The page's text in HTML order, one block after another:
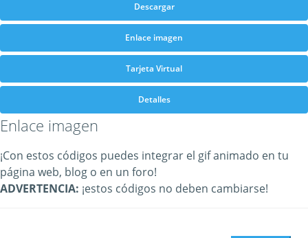
Descargar
Enlace imagen
Tarjeta Virtual
Detalles
Enlace imagen
¡Con estos códigos puedes integrar el gif animado en tu
página web, blog o en un foro!
ADVERTENCIA: ¡estos códigos no deben cambiarse!